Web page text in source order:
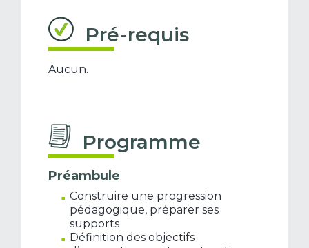
Pré-requis
Aucun.
Programme
Préambule
Construire une progression
pédagogique, préparer ses
supports
Définition des objectifs